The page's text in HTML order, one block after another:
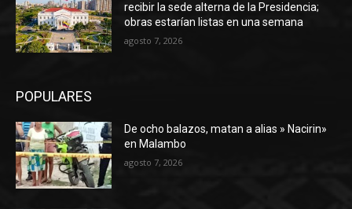
recibir la sede alterna de la Presidencia;
obras estarían listas en una semana
agosto 7, 2026
POPULARES
De ocho balazos, matan a alias » Nacirin»
en Malambo
agosto 7, 2026